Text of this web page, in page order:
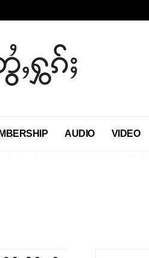
ႁွၵ်ႈ
AUDIO VIDEO